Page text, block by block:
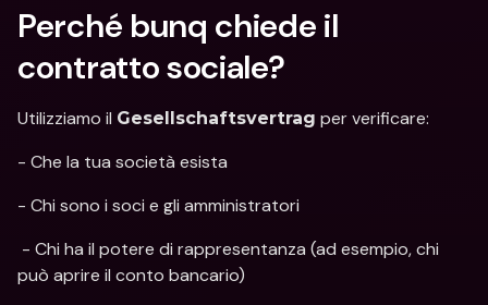
Perché bunq chiede il
contratto sociale?
Utilizziamo il Gesellschaftsvertrag per verificare:
- Che la tua società esista
- Chi sono i soci e gli amministratori
può aprire il conto bancario)